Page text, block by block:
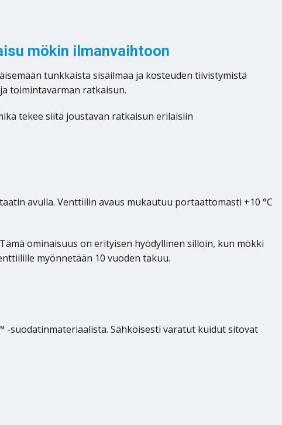
mökin ilmanvaihtoon
tunkkaista sisäilmaa ja kosteuden tiivistymistä
toimintavarman ratkaisun.
tekee siitä joustavan ratkaisun erilaisiin
avulla. Venttiilin avaus mukautuu portaattomasti +10 °C
ominaisuus on erityisen hyödyllinen silloin, kun mökki
myönnetään 10 vuoden takuu.
suodatinmateriaalista. Sähköisesti varatut kuidut sitovat